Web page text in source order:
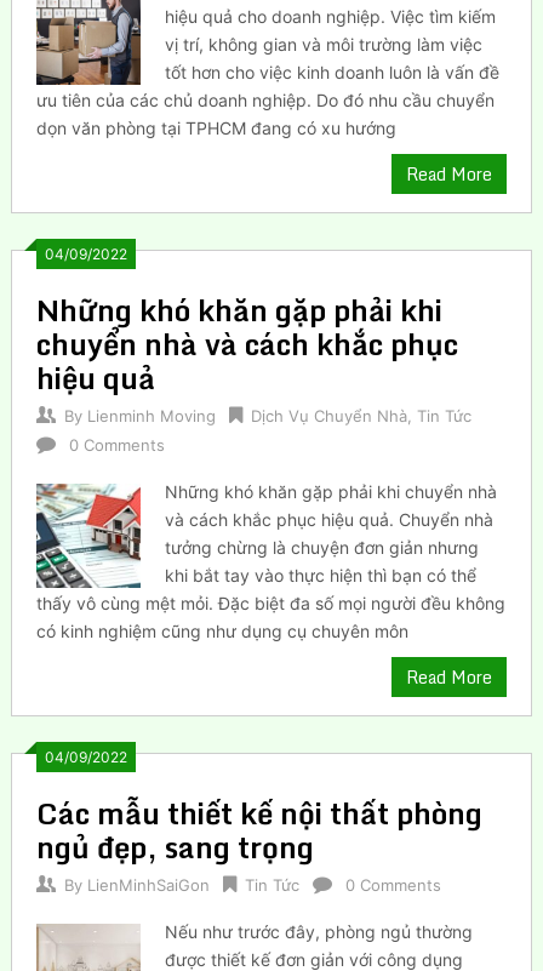
hiệu quả cho doanh nghiệp. Việc tìm kiếm
vị trí, không gian và môi trường làm việc
tốt hơn cho việc kinh doanh luôn là vấn đề
ưu tiên của các chủ doanh nghiệp. Do đó nhu cầu chuyển
dọn văn phòng tại TPHCM đang có xu hướng
Read More
04/09/2022
Những khó khăn gặp phải khi
chuyển nhà và cách khắc phục
hiệu quả
By Lienminh Moving Dịch Vụ Chuyển Nhà, Tin Tức
0 Comments
Những khó khăn gặp phải khi chuyển nhà
và cách khắc phục hiệu quả. Chuyển nhà
tưởng chừng là chuyện đơn giản nhưng
khi bắt tay vào thực hiện thì bạn có thể
thấy vô cùng mệt mỏi. Đặc biệt đa số mọi người đều không
có kinh nghiệm cũng như dụng cụ chuyên môn
Read More
04/09/2022
Các mẫu thiết kế nội thất phòng
ngủ đẹp, sang trọng
By LienMinhSaiGon Tin Tức 0 Comments
Nếu như trước đây, phòng ngủ thường
được thiết kế đơn giản với công dụng